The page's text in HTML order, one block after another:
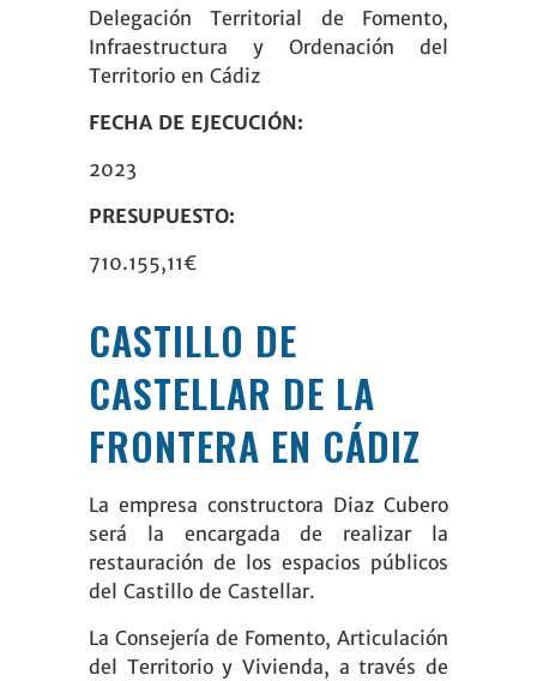
Delegación Territorial de Fomento,
Infraestructura y Ordenación del
Territorio en Cádiz
FECHA DE EJECUCIÓN:
2023
PRESUPUESTO:
710.155,11€
CASTILLO DE
CASTELLAR DE LA
FRONTERA EN CÁDIZ
La empresa constructora Diaz Cubero
será la encargada de realizar la
restauración de los espacios públicos
del Castillo de Castellar.
La Consejería de Fomento, Articulación
del Territorio y Vivienda, a través de